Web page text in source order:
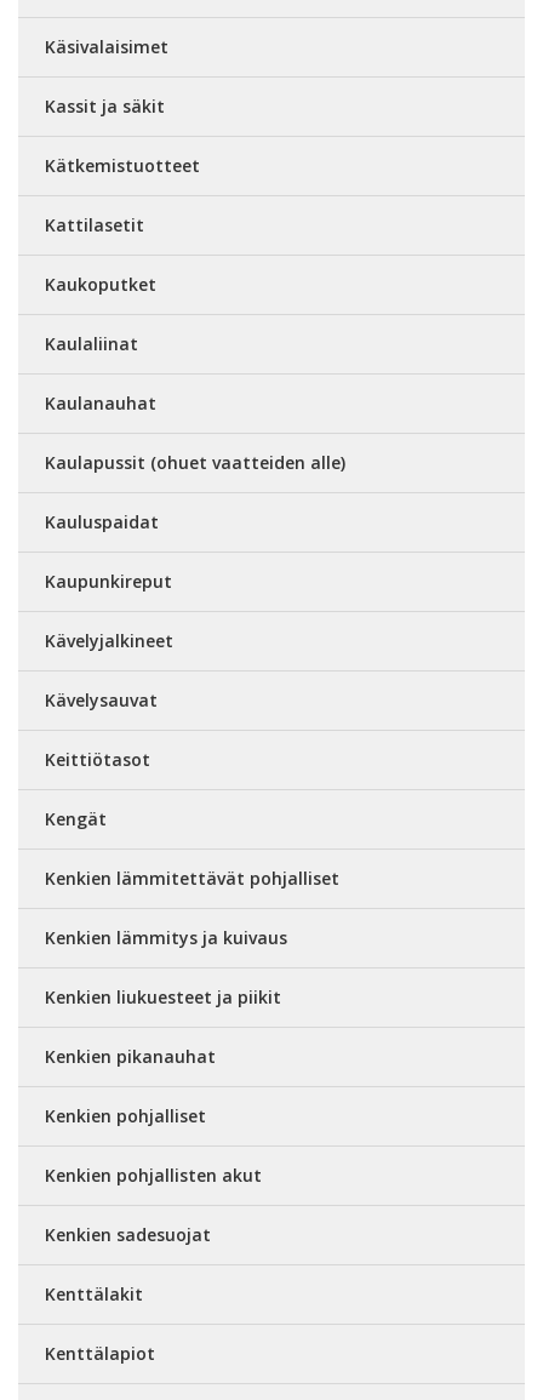
Käsivalaisimet
Kassit ja säkit
Kätkemistuotteet
Kattilasetit
Kaukoputket
Kaulaliinat
Kaulanauhat
Kaulapussit (ohuet vaatteiden alle)
Kauluspaidat
Kaupunkireput
Kävelyjalkineet
Kävelysauvat
Keittiötasot
Kengät
Kenkien lämmitettävät pohjalliset
Kenkien lämmitys ja kuivaus
Kenkien liukuesteet ja piikit
Kenkien pikanauhat
Kenkien pohjalliset
Kenkien pohjallisten akut
Kenkien sadesuojat
Kenttälakit
Kenttälapiot